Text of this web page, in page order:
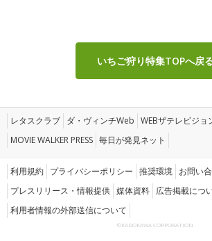
いちご狩り特集TOPへ戻
レタスクラブ ダ・ヴィンチWeb WEBザテレビジョ
MOVIE WALKER PRESS 毎日が発見ネット
利用規約 プライバシーポリシー 推奨環境 お問い
プレスリリース・情報提供 媒体資料 広告掲載につ
利用者情報の外部送信について
©KADOKAWA CORPORATION